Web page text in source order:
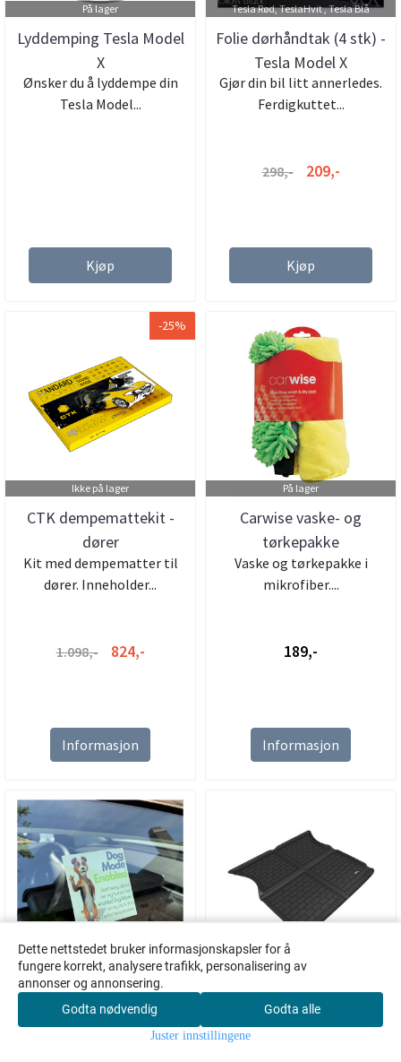
Søk
På lager
Lyddemping Tesla Model
X
Ønsker du å lyddempe din
Tesla Model...
Kjøp
Tesla Rød, TeslaHvit , Tesla Blå
Folie dørhåndtak (4 stk) -
Tesla Model X
Gjør din bil litt annerledes.
Ferdigkuttet...
298,- 209,-
Kjøp
-25%
Ikke på lager
CTK dempemattekit -
dører
Kit med dempematter til
dører. Inneholder...
1.098,- 824,-
Informasjon
På lager
Carwise vaske- og
tørkepakke
Vaske og tørkepakke i
mikrofiber....
189,-
Informasjon
Ikke på lager
Dog Mode sticker
På lager
3D MAXpider KAGU trunk
Tesla Model X 5-seter
3D MAXpider KAGU
Dette nettstedet bruker informasjonskapsler for å
fungere korrekt, analysere trafikk, personalisering av
annonser og annonsering.
Godta nødvendig
Godta alle
Juster innstillingene